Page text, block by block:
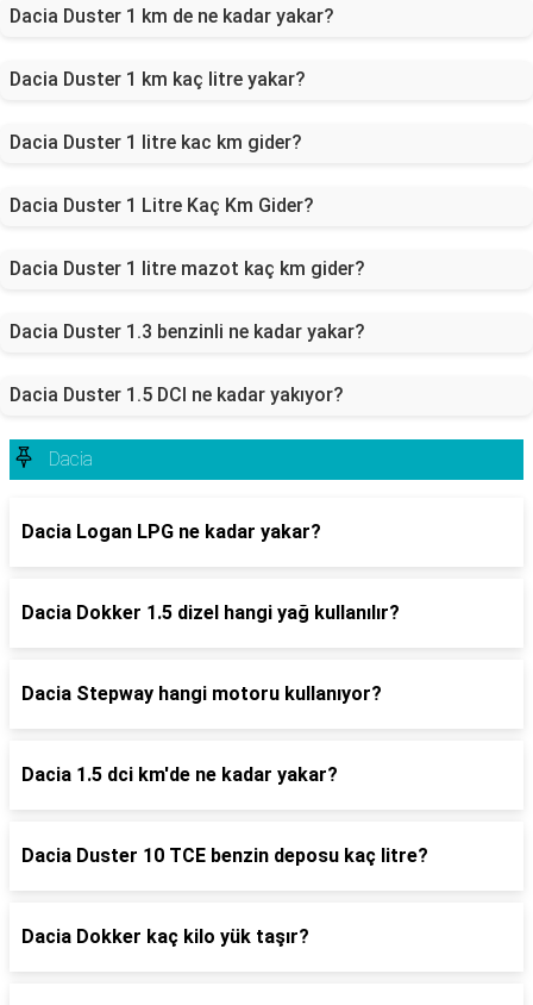
Dacia Duster 1 km de ne kadar yakar?
Dacia Duster 1 km kaç litre yakar?
Dacia Duster 1 litre kac km gider?
Dacia Duster 1 Litre Kaç Km Gider?
Dacia Duster 1 litre mazot kaç km gider?
Dacia Duster 1.3 benzinli ne kadar yakar?
Dacia Duster 1.5 DCI ne kadar yakıyor?
Dacia
Dacia Logan LPG ne kadar yakar?
Dacia Dokker 1.5 dizel hangi yağ kullanılır?
Dacia Stepway hangi motoru kullanıyor?
Dacia 1.5 dci km'de ne kadar yakar?
Dacia Duster 10 TCE benzin deposu kaç litre?
Dacia Dokker kaç kilo yük taşır?